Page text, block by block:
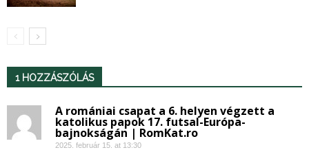
1 HOZZÁSZÓLÁS
A romániai csapat a 6. helyen végzett a
katolikus papok 17. futsal-Európa-
bajnokságán | RomKat.ro
2025. február 15. at 13:30